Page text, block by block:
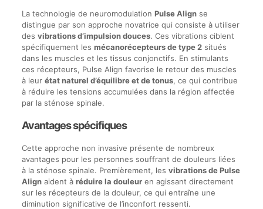
La technologie de neuromodulation Pulse Alignse
distingue par son approche novatrice qui consiste à utiliser
des vibrations d’impulsion douces. Ces vibrations ciblent
spécifiquement les mécanorécepteurs de type 2situés
dans les muscles et les tissus conjonctifs. En stimulants
ces récepteurs, Pulse Align favorise le retour des muscles
à leur état naturel d’équilibre et de tonus, ce qui contribue
à réduire les tensions accumulées dans la région affectée
par la sténose spinale.
Avantages spécifiques
Cette approche non invasive présente de nombreux
avantages pour les personnes souffrant de douleurs liées
à la sténose spinale. Premièrement, les vibrations de Pulse
Alignaident à réduire la douleuren agissant directement
sur les récepteurs de la douleur, ce qui entraîne une
diminution significative de l’inconfort ressenti.